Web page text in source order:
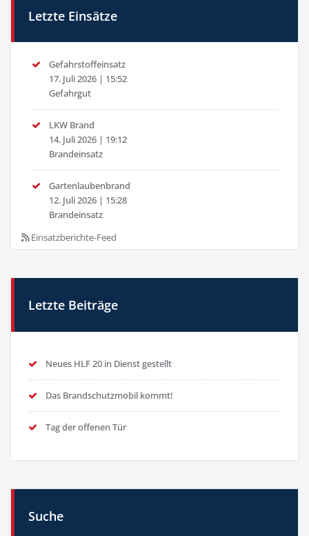
Letzte Einsätze
Gefahrstoffeinsatz
17. Juli 2026 | 15:52
Gefahrgut
LKW Brand
14. Juli 2026 | 19:12
Brandeinsatz
Gartenlaubenbrand
12. Juli 2026 | 15:28
Brandeinsatz
Einsatzberichte-Feed
Letzte Beiträge
Neues HLF 20 in Dienst gestellt
Das Brandschutzmobil kommt!
Tag der offenen Tür
Suche